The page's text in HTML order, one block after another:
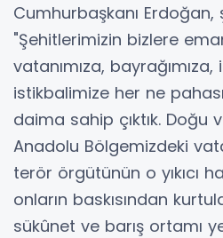
Cumhurbaşkanı
"Şehitlerimizin bizlere
vatanımıza,
istikbalimize her ne
daima sahip çıktık. Doğu
Anadolu Bölgemizdeki
terör örgütünün o yıkıcı
onların baskısından
sükûnet ve barış ortamı